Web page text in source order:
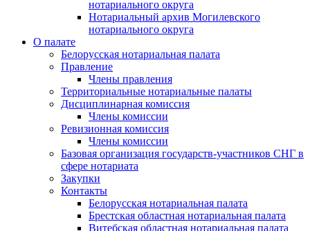
нотариального округа
Нотариальный архив Могилевского
нотариального округа
О палате
Белорусская нотариальная палата
Правление
Члены правления
Территориальные нотариальные палаты
Дисциплинарная комиссия
Члены комиссии
Ревизионная комиссия
Члены комиссии
Базовая организация государств-участников СНГ в
сфере нотариата
Закупки
Контакты
Белорусская нотариальная палата
Брестская областная нотариальная палата
Витебская областная нотариальная палата